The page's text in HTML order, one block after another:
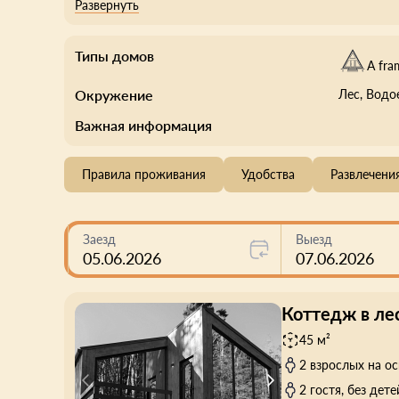
купель. Недалеко расположены живописные
Типы домов
A
Окружение Лес,
Важная информация
Правила проживания Удобства
Заезд
05.06.2026
Выезд
07.06.2026
Коттедж в
45 м²
2 взрослых на
2 гостя, без